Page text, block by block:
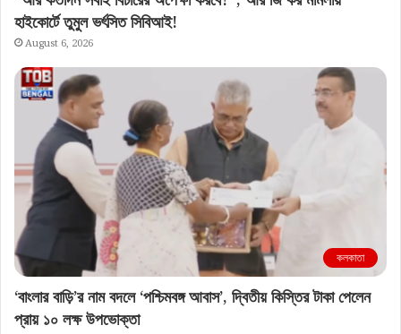
হাইকোর্টে তুমুল ভর্ৎসিত সিবিআই!
August 6, 2026
কলকাতা
‘বাংলার বাড়ি’র নাম বদলে ‘পশ্চিমবঙ্গ আবাস’, দ্বিতীয় কিস্তির টাকা পেলেন
প্রায় ১০ লক্ষ উপভোক্তা